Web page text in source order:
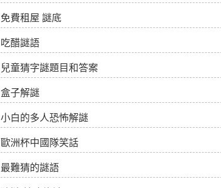
免費租屋 謎底
吃醋謎語
兒童猜字謎題目和答案
盒子解謎
小白的多人恐怖解謎
歐洲杯中國隊笑話
最難猜的謎語